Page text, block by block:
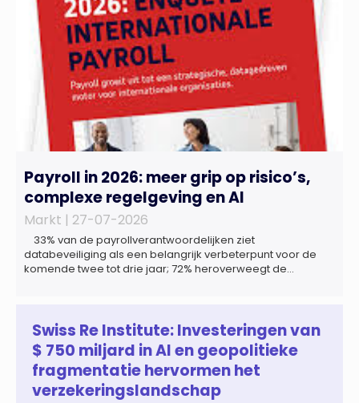
Payroll in 2026: meer grip op risico’s,
complexe regelgeving en AI
Markt | 27-07-2026
33% van de payrollverantwoordelijken ziet
databeveiliging als een belangrijk verbeterpunt voor de
komende twee tot drie jaar; 72% heroverweegt de
zich steeds vaker tot een zelfstandige bedrijfsfunctie: bij
43% van […]
Swiss Re Institute: Investeringen van
$ 750 miljard in AI en geopolitieke
fragmentatie hervormen het
verzekeringslandschap